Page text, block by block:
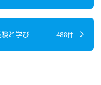
と学び 488件